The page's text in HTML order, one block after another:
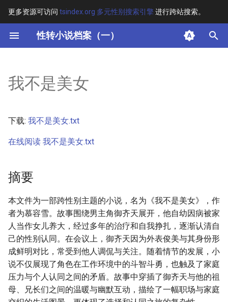
更多资源可访问 tsindex.org 多元性别搜索引擎进行跨站搜索。
性转小说档案（一）
键
开
搜
索
其他信息 [Processed Page
我不是美女
下载: 我不是美女.txt
在线阅读 我不是美女.txt
摘要
本文件为一部跨性别主题的小说，名为《我不是美女》，作
者为慕容雪。故事围绕男主角御齐天展开，他自幼因病被家
人当作女儿养大，经过多年的治疗和自我挣扎，逐渐认清自
己的性别认同。在会议上，御齐天因为外表俊美与其身份形
成鲜明对比，常受到他人调侃与关注。随着情节的发展，小
说不仅展现了角色在工作环境中的斗智斗勇，也触及了家庭
压力与个人认同之间的矛盾。故事中穿插了御齐天与他的祖
母、兄长们之间的温暖与幽默互动，描绘了一幅职场与家庭